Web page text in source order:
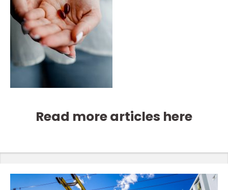
Read more articles here